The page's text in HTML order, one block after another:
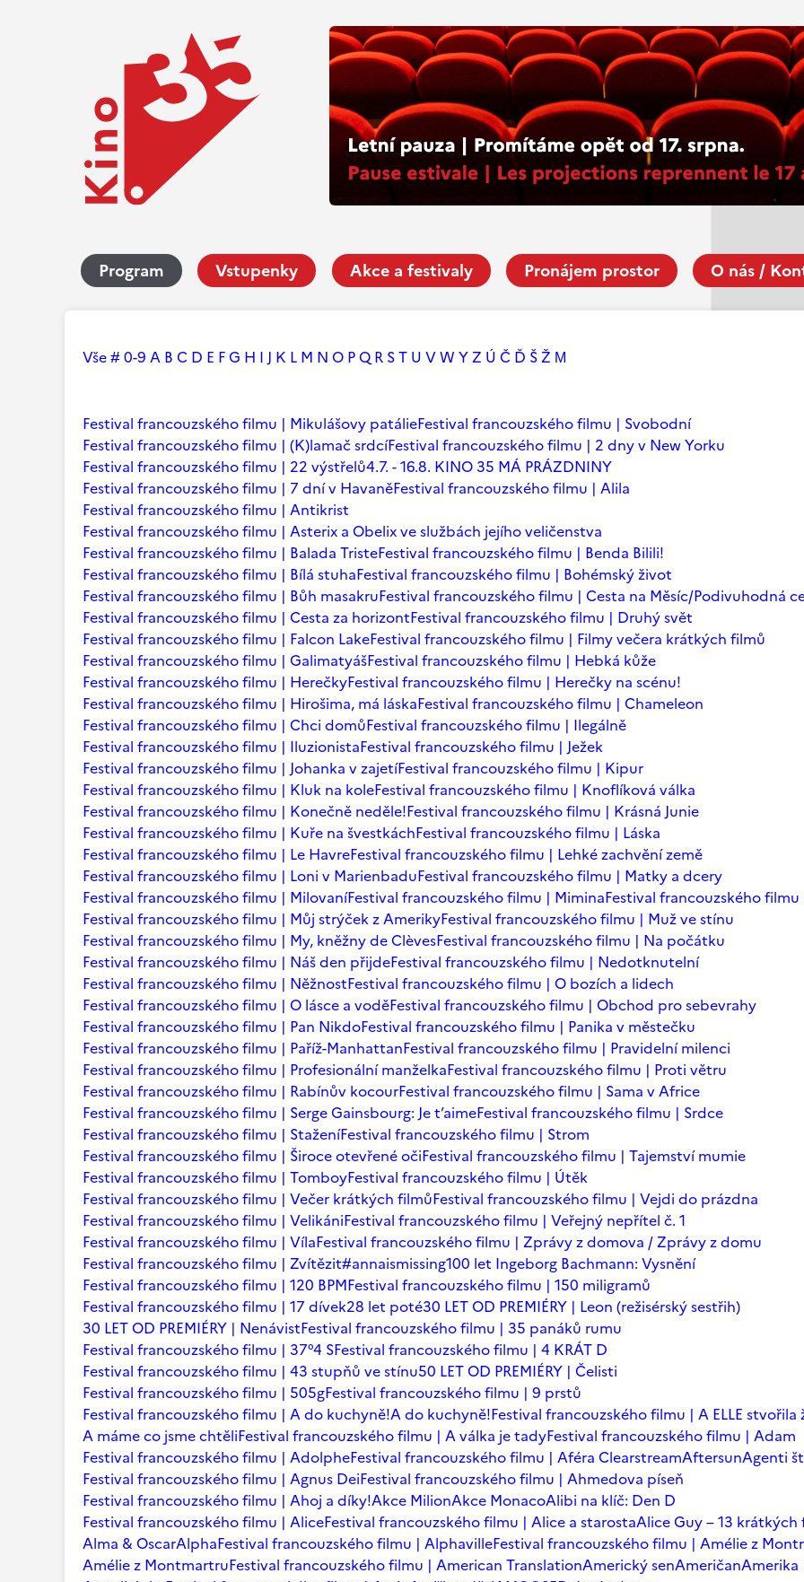
Program Vstupenky Akce a festivaly Pronájem prostor O nás /
Vše# 0-9 A B C D E FG H I J K L M N O PQ R ST U VW YZ Ú Č Ď ŠŽ М
Festival francouzského filmu | Mikulášovy patálieFestival francouzského filmu | Svobodní
Festival francouzského filmu | (K)lamač srdcíFestival francouzského filmu | 2 dny v New Yorku
Festival francouzského filmu | 22 výstřelů4.7. - 16.8. KINO 35 MÁ PRÁZDNINY
Festival francouzského filmu | 7 dní v HavaněFestival francouzského filmu | Alila
Festival francouzského filmu | Antikrist
Festival francouzského filmu | Asterix a Obelix ve službách jejího veličenstva
Festival francouzského filmu | Balada TristeFestival francouzského filmu | Benda Bilili!
Festival francouzského filmu | Bílá stuhaFestival francouzského filmu | Bohémský život
Festival francouzského filmu | Bůh masakruFestival francouzského filmu | Cesta na Měsíc/Podivuhodná
Festival francouzského filmu | Cesta za horizontFestival francouzského filmu | Druhý svět
Festival francouzského filmu | Falcon LakeFestival francouzského filmu | Filmy večera krátkých filmů
Festival francouzského filmu | GalimatyášFestival francouzského filmu | Hebká kůže
Festival francouzského filmu | HerečkyFestival francouzského filmu | Herečky na scénu!
Festival francouzského filmu | Hirošima, má láskaFestival francouzského filmu | Chameleon
Festival francouzského filmu | Chci domůFestival francouzského filmu | Ilegálně
Festival francouzského filmu | IluzionistaFestival francouzského filmu | Ježek
Festival francouzského filmu | Johanka v zajetíFestival francouzského filmu | Kipur
Festival francouzského filmu | Kluk na koleFestival francouzského filmu | Knoflíková válka
Festival francouzského filmu | Konečně neděle!Festival francouzského filmu | Krásná Junie
Festival francouzského filmu | Kuře na švestkáchFestival francouzského filmu | Láska
Festival francouzského filmu | Le HavreFestival francouzského filmu | Lehké zachvění země
Festival francouzského filmu | Loni v MarienbaduFestival francouzského filmu | Matky a dcery
Festival francouzského filmu | MilovaníFestival francouzského filmu | MiminaFestival francouzského
Festival francouzského filmu | Můj strýček z AmerikyFestival francouzského filmu | Muž ve stínu
Festival francouzského filmu | My, kněžny de ClèvesFestival francouzského filmu | Na počátku
Festival francouzského filmu | Náš den přijdeFestival francouzského filmu | Nedotknutelní
Festival francouzského filmu | NěžnostFestival francouzského filmu | O bozích a lidech
Festival francouzského filmu | O lásce a voděFestival francouzského filmu | Obchod pro sebevrahy
Festival francouzského filmu | Pan NikdoFestival francouzského filmu | Panika v městečku
Festival francouzského filmu | Paříž-ManhattanFestival francouzského filmu | Pravidelní milenci
Festival francouzského filmu | Profesionální manželkaFestival francouzského filmu | Proti větru
Festival francouzského filmu | Rabínův kocourFestival francouzského filmu | Sama v Africe
Festival francouzského filmu | Serge Gainsbourg: Je t’aimeFestival francouzského filmu | Srdce
Festival francouzského filmu | StaženíFestival francouzského filmu | Strom
Festival francouzského filmu | Široce otevřené očiFestival francouzského filmu | Tajemství mumie
Festival francouzského filmu | TomboyFestival francouzského filmu | Útěk
Festival francouzského filmu | Večer krátkých filmůFestival francouzského filmu | Vejdi do prázdna
Festival francouzského filmu | VelikániFestival francouzského filmu | Veřejný nepřítel č. 1
Festival francouzského filmu | VílaFestival francouzského filmu | Zprávy z domova / Zprávy z domu
Festival francouzského filmu | Zvítězit#annaismissing100 let Ingeborg Bachmann: Vysnění
Festival francouzského filmu | 120 BPMFestival francouzského filmu | 150 miligramů
Festival francouzského filmu | 17 dívek28 let poté30 LET OD PREMIÉRY | Leon (režisérský sestřih)
30 LET OD PREMIÉRY | NenávistFestival francouzského filmu | 35 panáků rumu
Festival francouzského filmu | 37°4 SFestival francouzského filmu | 4 KRÁT D
Festival francouzského filmu | 43 stupňů ve stínu50 LET OD PREMIÉRY | Čelisti
Festival francouzského filmu | 505gFestival francouzského filmu | 9 prstů
Festival francouzského filmu | A do kuchyně!A do kuchyně!Festival francouzského filmu | A ELLE stvořila
A máme co jsme chtěliFestival francouzského filmu | A válka je tadyFestival francouzského filmu | Adam
Festival francouzského filmu | AdolpheFestival francouzského filmu | Aféra ClearstreamAftersunAgenti
Festival francouzského filmu | Agnus DeiFestival francouzského filmu | Ahmedova píseň
Festival francouzského filmu | Ahoj a díky!Akce MilionAkce MonacoAlibi na klíč: Den D
Festival francouzského filmu | AliceFestival francouzského filmu | Alice a starostaAlice Guy – 13 krátkých
Alma & OscarAlphaFestival francouzského filmu | AlphavilleFestival francouzského filmu | Amélie z
Amélie z MontmartruFestival francouzského filmu | American TranslationAmerický senAmeričanAmerika